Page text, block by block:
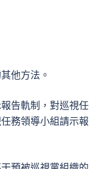
他方法。
告軌制，對巡視任
務領導小組請示報